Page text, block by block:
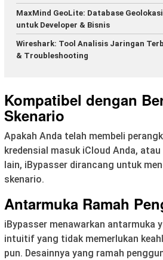
MaxMind GeoLite: Database
untuk Developer & Bisnis
Wireshark: Tool Analisis Jaringan
& Troubleshooting
Kompatibel dengan
Skenario
Apakah Anda telah membeli
kredensial masuk iCloud Anda,
lain, iBypasser dirancang untuk
skenario.
Antarmuka Ramah
iBypasser menawarkan antarmuka
intuitif yang tidak memerlukan
pun. Desainnya yang ramah